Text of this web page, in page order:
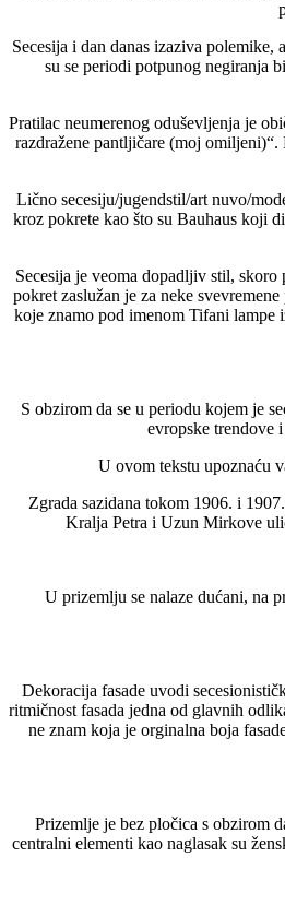
Secesija i dan danas izaziva
su se periodi potpunog negiranja
Pratilac neumerenog oduševljenja je
razdražene pantljičare (moj
Lično secesiju/jugendstil/art nuvo/
kroz pokrete kao što su Bauhaus koji
Secesija je veoma dopadljiv stil,
pokret zaslužan je za neke
koje znamo pod imenom Tifani lampe
S obzirom da se u periodu kojem je
evropske trendove
U ovom tekstu upoznaću
Zgrada sazidana tokom 1906. i
Kralja Petra i Uzun Mirkove
U prizemlju se nalaze dućani, na
Dekoracija fasade uvodi
ritmičnost fasada jedna od glavnih
ne znam koja je orginalna boja
Prizemlje je bez pločica s obzirom
centralni elementi kao naglasak su